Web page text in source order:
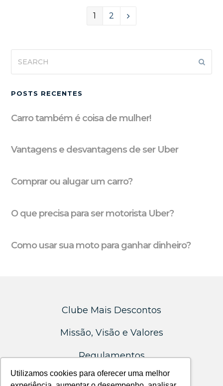
Utilizamos cookies para oferecer uma melhor
Page
1 Page
2 Next
POSTS RECENTES
Carro também é coisa de mulher!
Vantagens e desvantagens de ser Uber
Comprar ou alugar um carro?
O que precisa para ser motorista Uber?
Como usar sua moto para ganhar dinheiro?
Clube Mais Descontos
Missão, Visão e Valores
Regulamentos